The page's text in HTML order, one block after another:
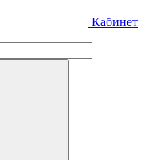
Кабинет